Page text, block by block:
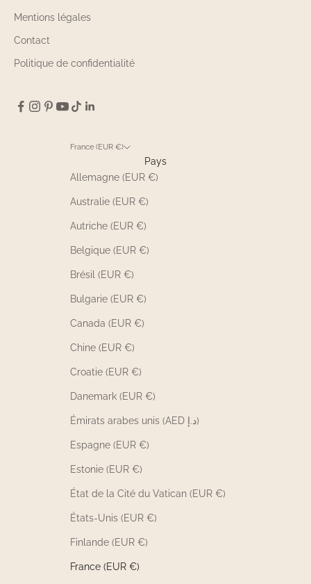
Mentions légales
Contact
Politique de confidentialité
France (EUR €)
Pays
Allemagne (EUR €)
Australie (EUR €)
Autriche (EUR €)
Belgique (EUR €)
Brésil (EUR €)
Bulgarie (EUR €)
Canada (EUR €)
Chine (EUR €)
Croatie (EUR €)
Danemark (EUR €)
Émirats arabes unis (AED د.إ)
Espagne (EUR €)
Estonie (EUR €)
État de la Cité du Vatican (EUR €)
États-Unis (EUR €)
Finlande (EUR €)
France (EUR €)